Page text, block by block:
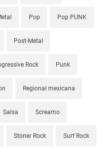
Pop Pop PUNK
Post-Metal
Rock Punk
Regional mexicana
Salsa Screamo
Stoner Rock Surf Rock